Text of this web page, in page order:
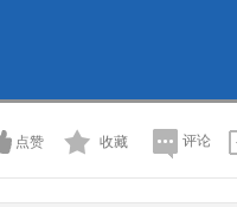
点赞 收藏 评论